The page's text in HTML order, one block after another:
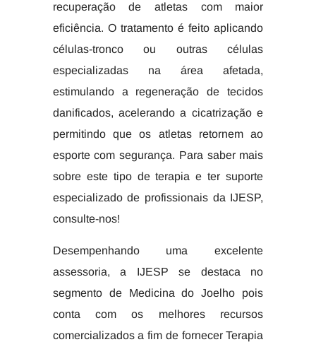
recuperação de atletas com maior
eficiência. O tratamento é feito aplicando
células-tronco ou outras células
especializadas na área afetada,
estimulando a regeneração de tecidos
danificados, acelerando a cicatrização e
permitindo que os atletas retornem ao
esporte com segurança. Para saber mais
sobre este tipo de terapia e ter suporte
especializado de profissionais da IJESP,
consulte-nos!
Desempenhando uma excelente
assessoria, a IJESP se destaca no
segmento de Medicina do Joelho pois
conta com os melhores recursos
comercializados a fim de fornecer Terapia